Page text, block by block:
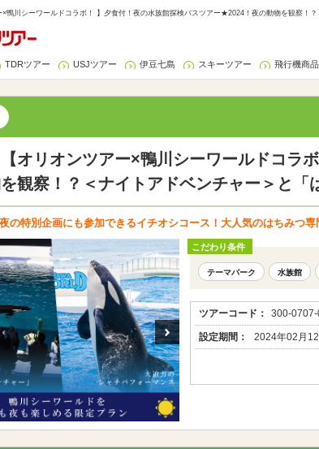
×鴨川シーワールドコラボ！ 】夕食付！夜の水族館探検バスツアー★2024！夜の動物を観察
TDRツアー USJツアー 伊豆七島 スキーツアー 飛行機商品
【オリオンツアー×鴨川シーワールドコ
観察！？＜ナイトアドベンチャー＞と「
の特別企画にも参加できるイチオシコース！大人気のはちみつ
こだわり条件
テーマパーク 水族館
ツアーコード： 300-
設定期間： 2024年02月